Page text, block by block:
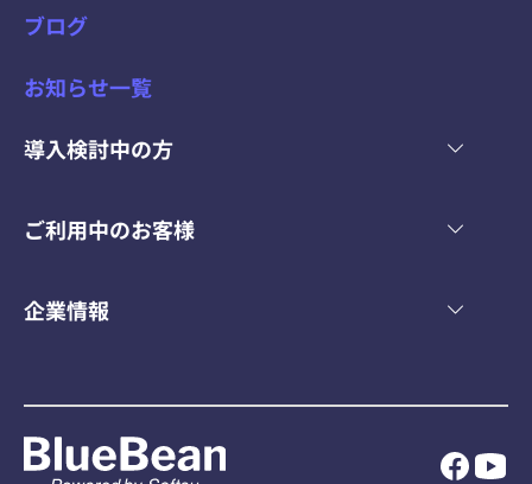
ブログ
お知らせ一覧
導入検討中の方
ご利用中のお客様
企業情報